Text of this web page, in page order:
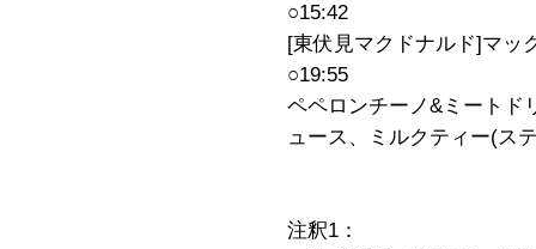
○15:42
[東伏見マクドナルド]マッ
○19:55
ペペロンチーノ&ミートド
ュース、ミルクティー(ス
注釈1：